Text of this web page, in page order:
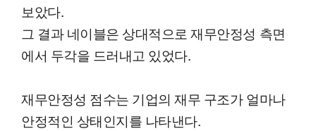
보았다.
그 결과 네이블은 상대적으로 재무안정성 측면
에서 두각을 드러내고 있었다.
재무안정성 점수는 기업의 재무 구조가 얼마나
안정적인 상태인지를 나타낸다.